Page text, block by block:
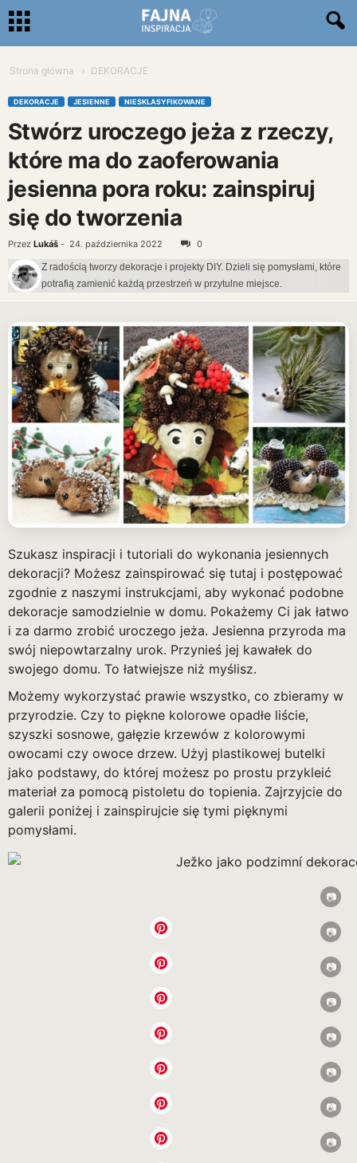
Strona główna DEKORACJE
DEKORACJE JESIENNE NIESKLASYFIKOWANE
Stwórz uroczego jeża z rzeczy,
które ma do zaoferowania
jesienna pora roku: zainspiruj
się do tworzenia
Przez Lukáš - 24. października 2022 0
Z radością tworzy dekoracje i projekty DIY. Dzieli się pomysłami, które
potrafią zamienić każdą przestrzeń w przytulne miejsce.
Szukasz inspiracji i tutoriali do wykonania jesiennych
dekoracji? Możesz zainspirować się tutaj i postępować
zgodnie z naszymi instrukcjami, aby wykonać podobne
dekoracje samodzielnie w domu. Pokażemy Ci jak łatwo
i za darmo zrobić uroczego jeża. Jesienna przyroda ma
swój niepowtarzalny urok. Przynieś jej kawałek do
swojego domu. To łatwiejsze niż myślisz.
Możemy wykorzystać prawie wszystko, co zbieramy w
przyrodzie. Czy to piękne kolorowe opadłe liście,
szyszki sosnowe, gałęzie krzewów z kolorowymi
owocami czy owoce drzew. Użyj plastikowej butelki
jako podstawy, do której możesz po prostu przykleić
materiał za pomocą pistoletu do topienia. Zajrzyjcie do
galerii poniżej i zainspirujcie się tymi pięknymi
pomysłami.